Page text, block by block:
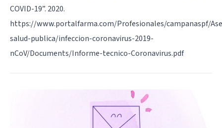
COVID-19”. 2020.
https://www.portalfarma.com/Profesionales/campanaspf/
salud-publica/infeccion-coronavirus-2019-
nCoV/Documents/Informe-tecnico-Coronavirus.pdf